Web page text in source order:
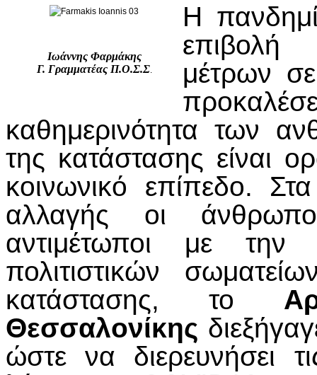
Ιωάννης Φαρμάκης
Γ. Γραμματέας Π.Ο.Σ.Σ.
Η
επιβολή
μέτρων
καθημερινότητα των
της κατάστασης είναι
κοινωνικό επίπεδο.
αλλαγής οι
αντιμέτωποι με την
πολιτιστικών
κατάστασης, το
Θεσσαλονίκης
ώστε να διερευνήσει